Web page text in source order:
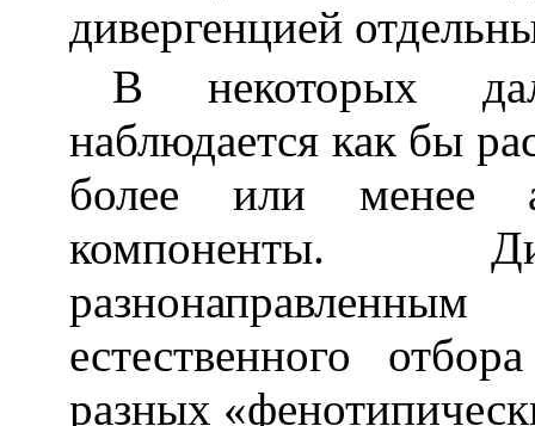
дивергенцией
В некоторых
наблюдается как бы
более или менее
компоненты.
естественного
разных